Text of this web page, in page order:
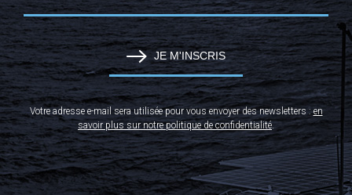
JE M'INSCRIS
Votre adresse e-mail sera utilisée pour vous envoyer des newsletters :en
savoir plus sur notre politique de confidentialité